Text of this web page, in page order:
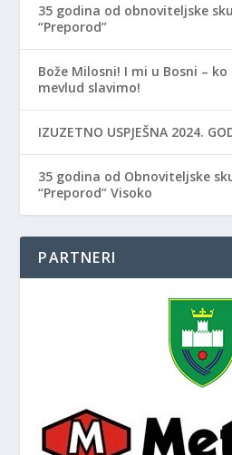
35 godina od obnoviteljske
“Preporod”
Bože Milosni! I mi u Bosni –
mevlud slavimo!
IZUZETNO USPJEŠNA 2024.
35 godina od Obnoviteljske
“Preporod” Visoko
PARTNERI